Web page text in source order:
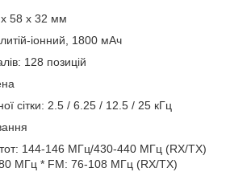
х 58 х 32 мм
іонний, 1800 мАч
128 позицій
сітки: 2.5 / 6.25 / 12.5 / 25 кГц
144-146 МГц/430-440 МГц (RX/TX)
МГц * FM: 76-108 МГц (RX/TX)